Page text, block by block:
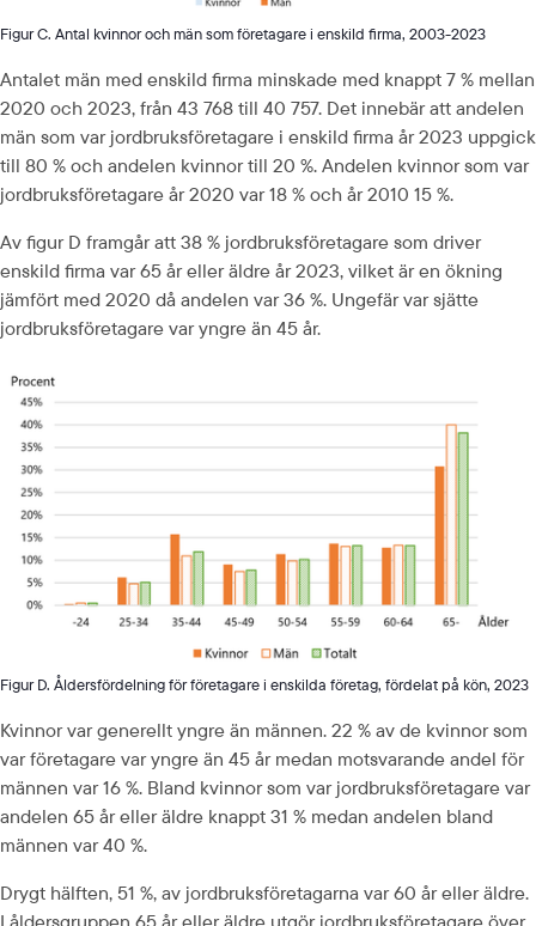
Figur C. Antal kvinnor och män som företagare i enskild firma, 2003-2023
Antalet män med enskild firma minskade med knappt 7 % mellan
2020 och 2023, från 43 768 till 40 757. Det innebär att andelen
män som var jordbruksföretagare i enskild firma år 2023 uppgick
till 80 % och andelen kvinnor till 20 %. Andelen kvinnor som var
jordbruksföretagare år 2020 var 18 % och år 2010 15 %.
Av figur D framgår att 38 % jordbruksföretagare som driver
enskild firma var 65 år eller äldre år 2023, vilket är en ökning
jämfört med 2020 då andelen var 36 %. Ungefär var sjätte
jordbruksföretagare var yngre än 45 år.
Figur D. Åldersfördelning för företagare i enskilda företag, fördelat på kön, 2023
Kvinnor var generellt yngre än männen. 22 % av de kvinnor som
var företagare var yngre än 45 år medan motsvarande andel för
männen var 16 %. Bland kvinnor som var jordbruksföretagare var
andelen 65 år eller äldre knappt 31 % medan andelen bland
männen var 40 %.
Drygt hälften, 51 %, av jordbruksföretagarna var 60 år eller äldre.
I åldersgruppen 65 år eller äldre utgör jordbruksföretagare över